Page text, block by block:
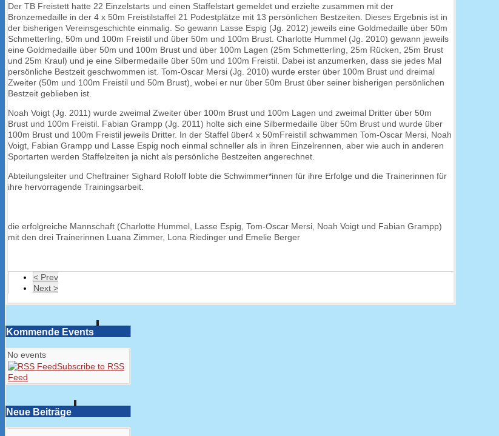
Der TB Freistett hatte 22 Einzelstarts und einen Staffelstart gemeldet und erzielte zusammen mit der
Bronzemedaille in der 4 x 50m Freistilstaffel 21 Podestplätze mit 13 persönlichen Bestzeiten. Dieses Ergebnis ist in
der bisherigen Vereinsgeschichte einmalig. So gewann Lasse Espig (Jg. 2012) jeweils eine Goldmedaille über 50m
Schmetterling, 50m und 100m Freistil und über 50m und 100m Brust. Charlotte Hummel (Jg. 2010) gewann jeweils
eine Goldmedaille über 50m und 100m Brust und über 100m Lagen (25m Schmetterling, 25m Rücken, 25m Brust
und 25m Kraul) und je eine Silbermedaille über 50m und 100m Freistil. Dabei ist anzumerken, dass sie jedes Mal
persönliche Bestzeit geschwommen ist. Tom-Oscar Mersi (Jg. 2010) wurde erster über 100m Brust und dreimal
Zweiter (50m und 100m Freistil und 50m Brust), wobei er nur über 50m Brust über seiner bisherigen persönlichen
Bestzeit geblieben ist.
Noah Voigt (Jg. 2011) wurde zweimal Zweiter über 100m Brust und 100m Lagen und zweimal Dritter über 50m
Brust und 100m Freistil. Fabian Grampp (Jg. 2011) holte sich eine Silbermedaille über 50m Brust und wurde über
100m Brust und 100m Freistil jeweils Dritter. In der Staffel über4 x 50mFreistill schwammen Tom-Oscar Mersi, Noah
Voigt, Fabian Grampp und Lasse Espig noch einmal schneller als in ihren Einzelrennen, aber wie auch in anderen
Sportarten werden Staffelzeiten ja nicht als persönliche Bestzeiten angerechnet.
Abteilungsleiter und Cheftrainer Sighard Roloff lobte die Schwimmer*innen für ihre Erfolge und die Trainerinnen für
ihre hervorragende Trainingsarbeit.
die erfolgreiche Mannschaft (Charlotte Hummel, Lasse Espig, Tom-Oscar Mersi, Noah Voigt und Fabian Grampp)
mit den drei Trainerinnen Luana Zimmer, Lona Riedinger und Emelie Berger
< Prev
Next >
Kommende Events
No events
Subscribe to RSS
Feed
Neue Beiträge